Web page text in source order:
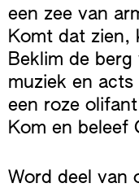
een zee van
Komt dat zien,
Beklim de
muziek en
een roze
Kom en beleef
Word deel van